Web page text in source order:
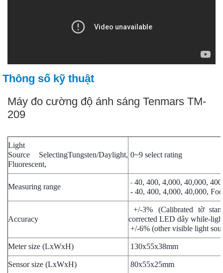
Thông số kỹ thuật
Máy đo cường độ ánh sáng Tenmars TM-
209
Light
Source SelectingTungsten/Daylight,
Fluorescent,
0~9 select rating
Measuring range - 40, 400, 4,000, 40,000,
- 40, 400, 4,000, 40,000,
Accuracy
+/-3% (Calibrated tờ
corrected LED dây while-
+/-6% (other visible light
Meter size (LxWxH) 130x55x38mm
Sensor size (LxWxH) 80x55x25mm